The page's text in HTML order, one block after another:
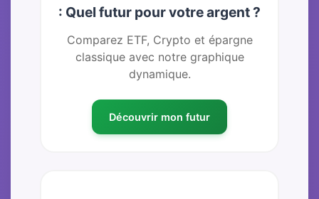
: Quel futur pour votre argent ?
Comparez ETF, Crypto et épargne
classique avec notre graphique
dynamique.
Découvrir mon futur